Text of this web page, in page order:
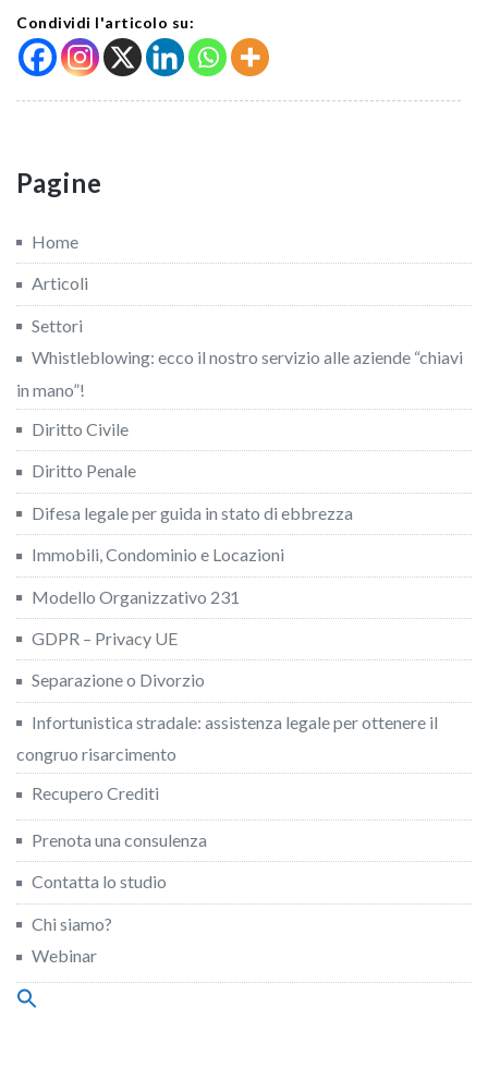
Condividi l'articolo su:
Pagine
Home
Articoli
Settori
Whistleblowing: ecco il nostro servizio alle aziende “chiavi
in mano”!
Diritto Civile
Diritto Penale
Difesa legale per guida in stato di ebbrezza
Immobili, Condominio e Locazioni
Modello Organizzativo 231
GDPR – Privacy UE
Separazione o Divorzio
Infortunistica stradale: assistenza legale per ottenere il
congruo risarcimento
Recupero Crediti
Prenota una consulenza
Contatta lo studio
Chi siamo?
Webinar
Search